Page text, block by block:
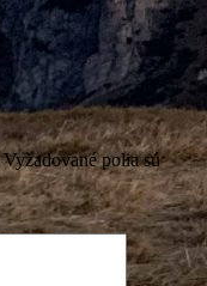
Vyžadované polia sú